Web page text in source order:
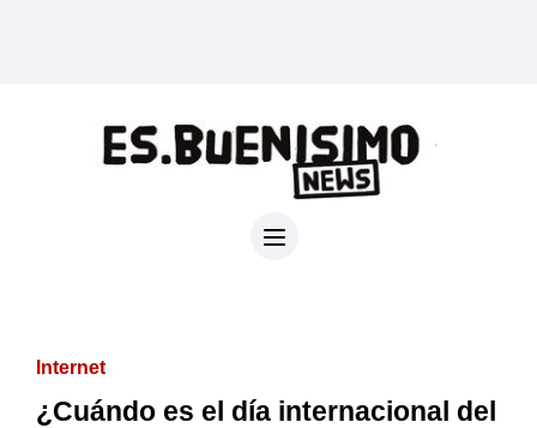
Internet
¿Cuándo es el día internacional del